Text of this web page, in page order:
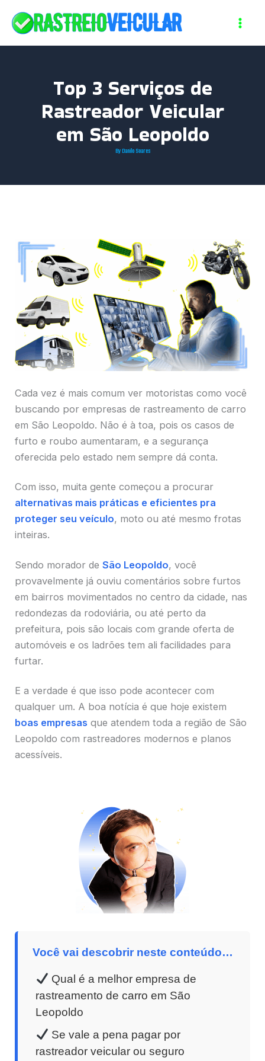
Top 3 Serviços de
Rastreador Veicular
em São Leopoldo
ByDanilo Soares
Cada vez é mais comum ver motoristas como você
buscando por empresas de rastreamento de carro
em São Leopoldo. Não é à toa, pois os casos de
furto e roubo aumentaram, e a segurança
oferecida pelo estado nem sempre dá conta.
Com isso, muita gente começou a procurar
alternativas mais práticas e eficientes pra
proteger seu veículo, moto ou até mesmo frotas
inteiras.
Sendo morador deSão Leopoldo, você
provavelmente já ouviu comentários sobre furtos
em bairros movimentados no centro da cidade, nas
redondezas da rodoviária, ou até perto da
prefeitura, pois são locais com grande oferta de
automóveis e os ladrões tem ali facilidades para
furtar.
E a verdade é que isso pode acontecer com
qualquer um. A boa notícia é que hoje existem
boas empresas que atendem toda a região de São
Leopoldo com rastreadores modernos e planos
acessíveis.
Você vai descobrir neste conteúdo…
Qual é a melhor empresa de
rastreamento de carro em São
Leopoldo
Se vale a pena pagar por
rastreador veicular ou seguro